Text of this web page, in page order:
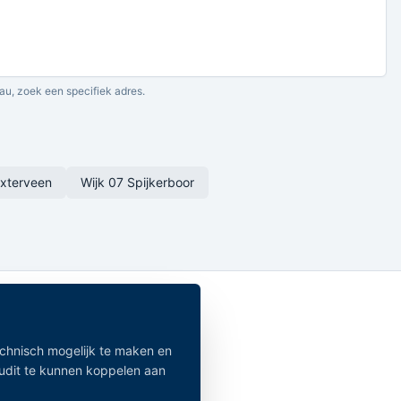
zoek een specifiek adres.
Wijk 07 Spijkerboor
mogelijk te maken en
te kunnen koppelen aan